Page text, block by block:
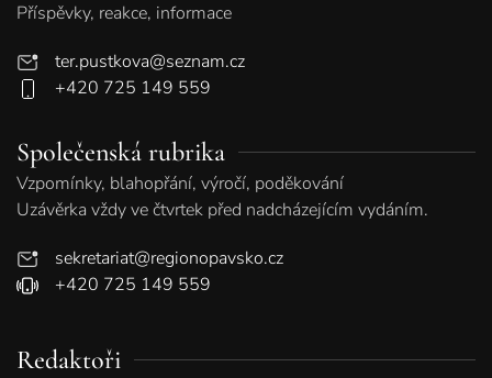
Příspěvky, reakce, informace
ter.pustkova@seznam.cz
+420 725 149 559
Společenská rubrika
Vzpomínky, blahopřání, výročí, poděkování
Uzávěrka vždy ve čtvrtek před nadcházejícím vydáním.
sekretariat@regionopavsko.cz
+420 725 149 559
Redaktoři